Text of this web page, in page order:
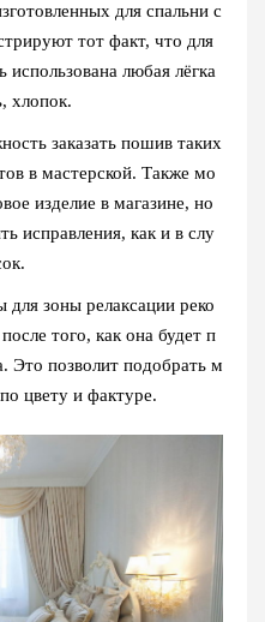
для спальни с
тот факт, что для
любая лёгка
хлопок.
заказать пошив таких
в мастерской. Также мо
изделие в магазине, но
исправления, как и в слу
зоны релаксации реко
того, как она будет п
Это позволит подобрать м
цвету и фактуре.